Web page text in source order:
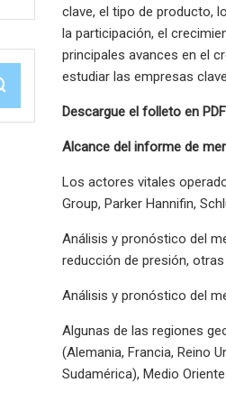
clave, el tipo de producto,
la participación, el
principales avances en el
estudiar las empresas
Descargue el folleto en
Alcance del informe de
Los actores vitales
Group, Parker Hannifin,
Análisis y pronóstico del
reducción de presión, otras
Análisis y pronóstico del
Algunas de las regiones
(Alemania, Francia, Reino
Sudamérica), Medio